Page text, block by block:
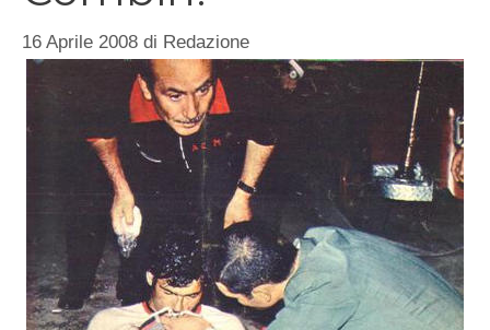
16 Aprile 2008 di Redazione